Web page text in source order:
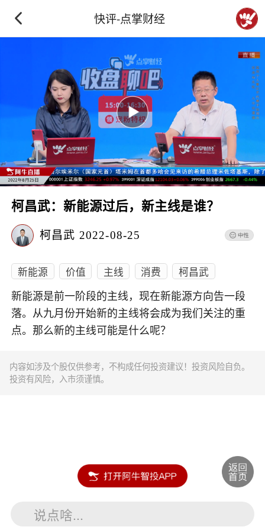
快评-点掌财经
柯昌武：新能源过后，新主线是谁？
柯昌武 2022-08-25
新能源 价值 主线 消费 柯昌武
新能源是前一阶段的主线，现在新能源方向告一段
落。从九月份开始新的主线将会成为我们关注的重
点。那么新的主线可能是什么呢？
内容如涉及个股仅供参考，不构成任何投资建议！投资风险自负。
投资有风险，入市须谨慎。
说点啥...